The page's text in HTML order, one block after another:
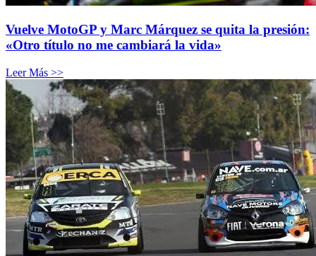
Vuelve MotoGP y Marc Márquez se quita la presión:
«Otro título no me cambiará la vida»
Leer Más >>